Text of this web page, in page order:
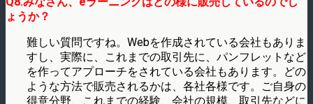
ょうか？
難しい質問ですね。Webを作成されている会社もありま
すし、実際に、これまでの取引先に、パンフレットなど
を作ってアプローチをされている会社もあります。どの
ような方法で販売されるかは、各社各様です。ご自身の
得意分野、これまでの経験、会社の規模、取引先などに